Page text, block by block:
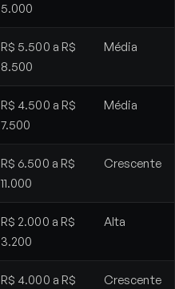
5.000
R$ 5.500 a R$
8.500
Média
R$ 4.500 a R$
7.500
Média
R$ 6.500 a R$
11.000
Crescente
R$ 2.000 a R$
3.200
Alta
R$ 4.000 a R$
Crescente